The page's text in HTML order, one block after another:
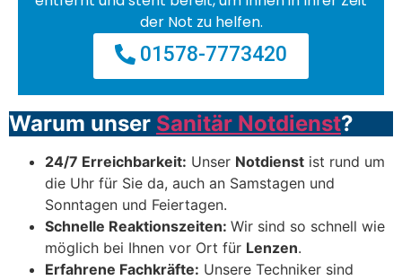
der Not zu helfen.
01578-7773420
Warum unser Sanitär Notdienst?
24/7 Erreichbarkeit: Unser Notdienst ist rund um
die Uhr für Sie da, auch an Samstagen und
Sonntagen und Feiertagen.
Schnelle Reaktionszeiten: Wir sind so schnell wie
möglich bei Ihnen vor Ort für Lenzen.
Erfahrene Fachkräfte: Unsere Techniker sind